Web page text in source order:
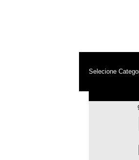
Selecione
After